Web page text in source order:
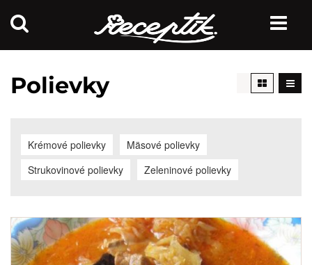
Polievky
Krémové polievky
Mäsové polievky
Strukovinové polievky
Zeleninové polievky